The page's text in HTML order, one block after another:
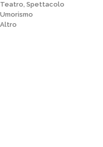
Teatro, Spettacolo
Umorismo
Altro